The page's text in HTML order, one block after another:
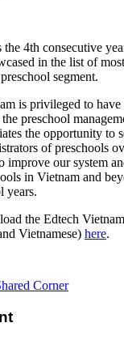
4th consecutive
in the list of
segment.
is privileged to
preschool
the opportunity to
of preschools
improve our system
in Vietnam and
years.
the Edtech
Vietnamese) here.
Corner